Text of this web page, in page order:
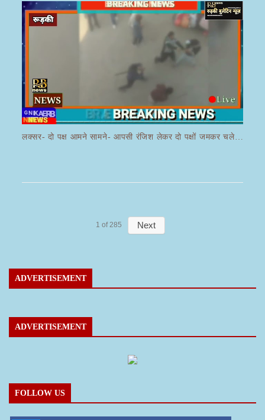
लक्सर- दो पक्ष आमने सामने- आपसी रंजिश लेकर दो पक्षों जमकर चले लाठी डंडे का वीडियो जमकर हो रहा वायरल
1 of 285 Next
ADVERTISEMENT
ADVERTISEMENT
FOLLOW US